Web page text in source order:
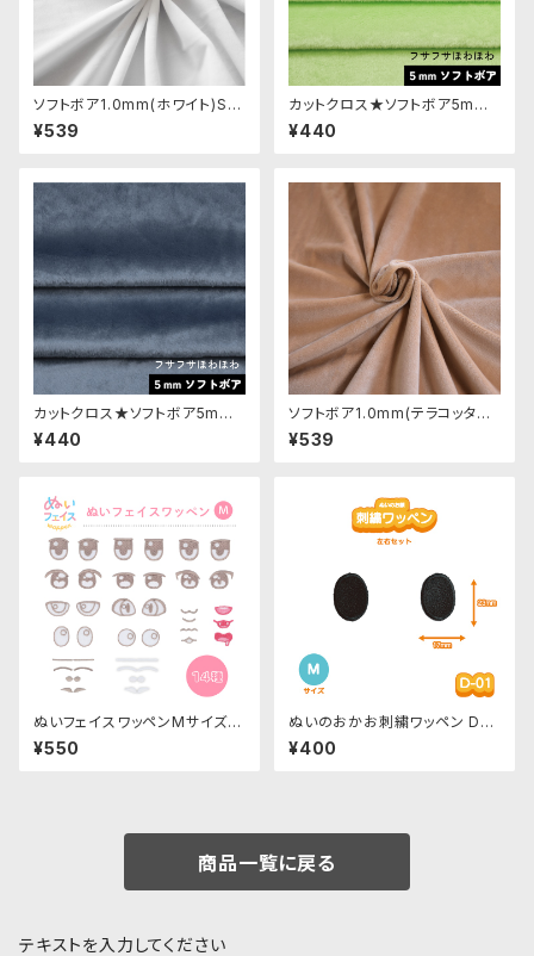
ソフトボア1.0mm(ホワイト)SS
B137ぬいぐるみ用短毛ボア生
地 20cm
¥539
カットクロス★ソフトボア5mm
(レタス)LB019 ボア生地 50cm
× 45cm
¥440
カットクロス★ソフトボア5mm
(グレイッシュブルー)LB037 ボ
ア生地 50cm × 45cm
¥440
ソフトボア1.0mm(テラコッタベ
ージュ)SSB102 ぬいぐるみ用
短毛ボア生地 20cm
¥539
ぬいフェイスワッペンMサイズ
各種｜清原株式会社
¥550
ぬいのおかお刺繍ワッペン D-0
1-Mサイズ 目・左右セット
¥400
商品一覧に戻る
テキストを入力してください